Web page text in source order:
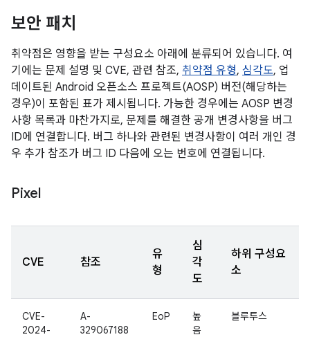
보안 패치
취약점은 영향을 받는 구성요소 아래에 분류되어 있습니다. 여
기에는 문제 설명 및 CVE, 관련 참조, 취약점 유형, 심각도, 업
데이트된 Android 오픈소스 프로젝트(AOSP) 버전(해당하는
경우)이 포함된 표가 제시됩니다. 가능한 경우에는 AOSP 변경
사항 목록과 마찬가지로, 문제를 해결한 공개 변경사항을 버그
ID에 연결합니다. 버그 하나와 관련된 변경사항이 여러 개인 경
우 추가 참조가 버그 ID 다음에 오는 번호에 연결됩니다.
Pixel
CVE 참조
유
형
심
각
도
하위 구성요
소
CVE-
2024-
A-
329067188
EoP
높
음
블루투스